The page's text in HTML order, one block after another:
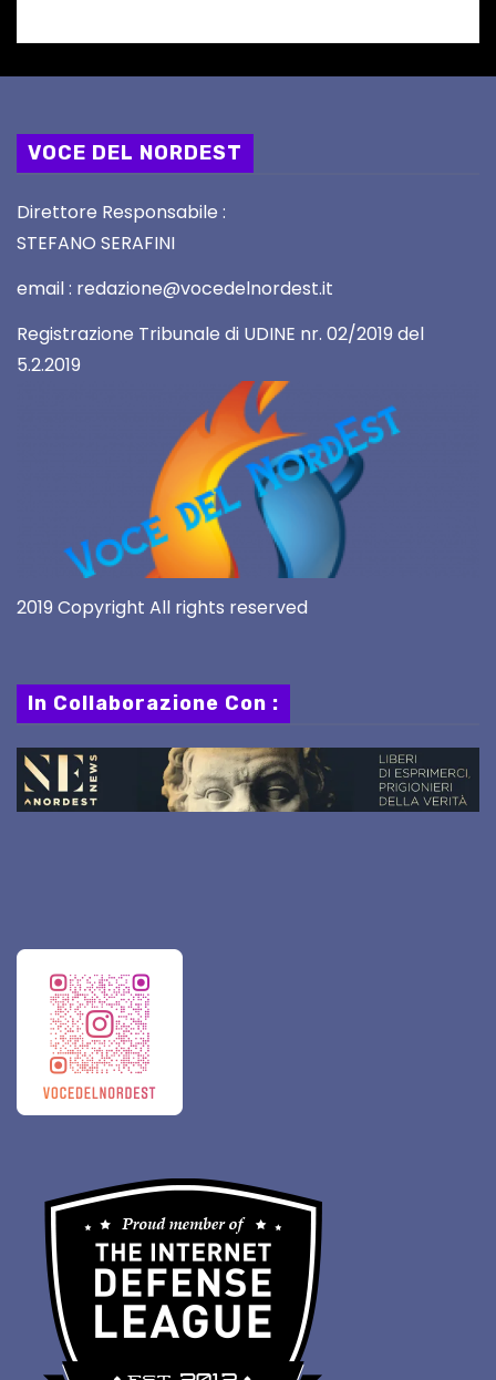
VOCE DEL NORDEST
Direttore Responsabile :
STEFANO SERAFINI
email : redazione@vocedelnordest.it
Registrazione Tribunale di UDINE nr. 02/2019 del
5.2.2019
2019 Copyright All rights reserved
In Collaborazione Con :